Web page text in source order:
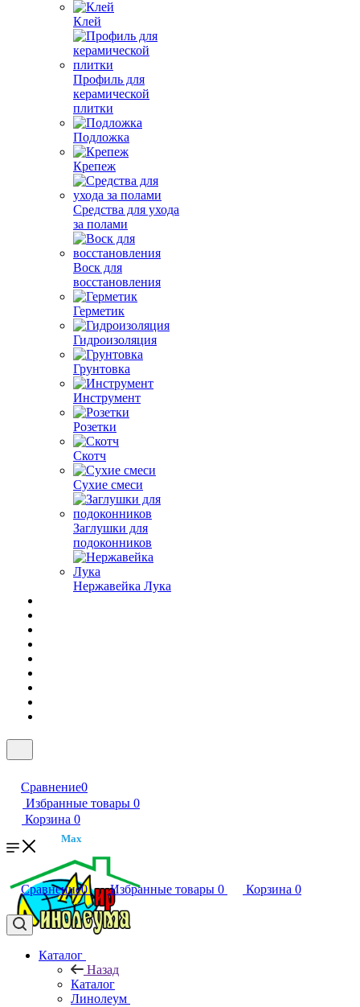
Клей
Профиль для
керамической
плитки
Подложка
Крепеж
Средства для ухода
за полами
Воск для
восстановления
Герметик
Гидроизоляция
Грунтовка
Инструмент
Розетки
Скотч
Сухие смеси
Заглушки для
подоконников
Нержавейка Лука
Сравнение0
Избранные товары 0
Корзина 0
Max
Сравнение0 Избранные товары 0 Корзина 0
Каталог
Назад
Каталог
Линолеум